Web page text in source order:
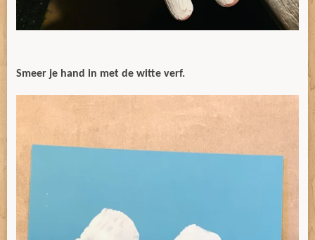
Smeer je hand in met de witte verf.